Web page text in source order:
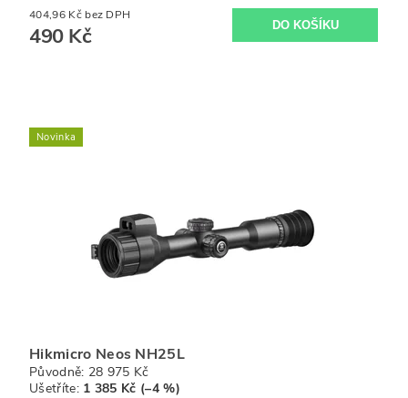
404,96 Kč bez DPH
490 Kč
Novinka
Hikmicro Neos NH25L
Původně: 28 975 Kč
Ušetříte: 1 385 Kč (–4 %)